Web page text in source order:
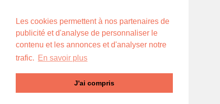
Les cookies permettent à nos partenaires de
publicité et d'analyse de personnaliser le
contenu et les annonces et d'analyser notre
trafic. En savoir plus
J'ai compris